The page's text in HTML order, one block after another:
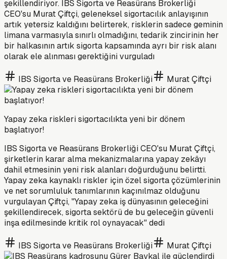
şekillendiriyor. IBS Sigorta ve Reasürans Brokerliği
CEO'su Murat Çiftçi, geleneksel sigortacılık anlayışının
artık yetersiz kaldığını belirterek, risklerin sadece geminin
limana varmasıyla sınırlı olmadığını, tedarik zincirinin her
bir halkasının artık sigorta kapsamında ayrı bir risk alanı
olarak ele alınması gerektiğini vurguladı
IBS Sigorta ve Reasürans Brokerliği Murat Çiftçi
Yapay zeka riskleri sigortacılıkta yeni bir dönem
başlatıyor!
IBS Sigorta ve Reasürans Brokerliği CEO'su Murat Çiftçi,
şirketlerin karar alma mekanizmalarına yapay zekâyı
dahil etmesinin yeni risk alanları doğurduğunu belirtti.
Yapay zeka kaynaklı riskler için özel sigorta çözümlerinin
ve net sorumluluk tanımlarının kaçınılmaz olduğunu
vurgulayan Çiftçi, "Yapay zeka iş dünyasının geleceğini
şekillendirecek, sigorta sektörü de bu geleceğin güvenli
inşa edilmesinde kritik rol oynayacak" dedi
IBS Sigorta ve Reasürans Brokerliği Murat Çiftçi